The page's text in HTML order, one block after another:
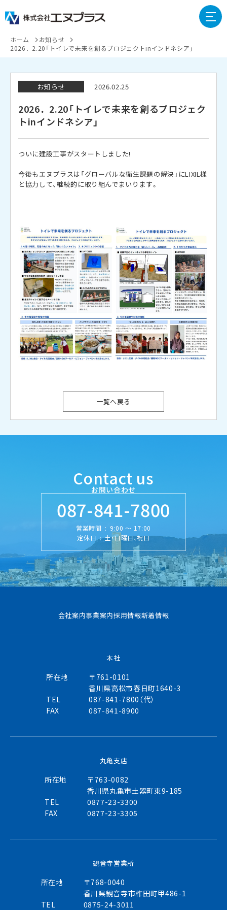
ホーム
お知らせ
2026．2.20「トイレで未来を創るプロジェクトinインドネシア」
お知らせ 2026.02.25
2026．2.20「トイレで未来を創るプロジェク
トinインドネシア」
ついに建設工事がスタートしました!
今後もエヌプラスは「グローバルな衛生課題の解決」にLIXIL様
と協力して、継続的に取り組んでまいります。
一覧へ戻る
Contact us
お問い合わせ
087-841-7800
営業時間 : 9:00 ～ 17:00
定休日 : 土・日曜日、祝日
会社案内事業案内採用情報新着情報
本社
所在地
〒761-0101
香川県高松市春日町1640-3
TEL
087-841-7800（代）
FAX
087-841-8900
丸亀支店
所在地
〒763-0082
香川県丸亀市土器町東9-185
TEL
0877-23-3300
FAX
0877-23-3305
観音寺営業所
所在地
〒768-0040
香川県観音寺市柞田町甲486-1
TEL
0875-24-3011